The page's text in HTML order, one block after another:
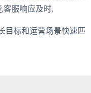
客服响应及时,
目标和运营场景快速匹